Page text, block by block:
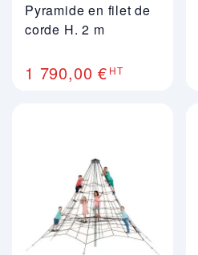
Pyramide en filet de
corde H. 2 m
1 790,00 € HT